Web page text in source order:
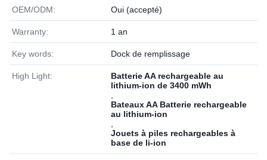
OEM/ODM: Oui (accepté)
Warranty: 1 an
Key words: Dock de remplissage
High Light:
Batterie AA rechargeable au
lithium-ion de 3400 mWh
Bateaux AA Batterie rechargeable
au lithium-ion
Jouets à piles rechargeables à
base de li-ion